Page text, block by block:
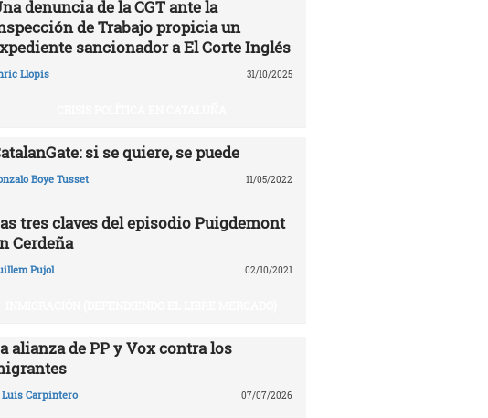
denuncia de la CGT ante la
de Trabajo propicia un
sancionador a El Corte Inglés
Llopis 31/10/2025
si se quiere, se puede
Boye Tusset 11/05/2022
tres claves del episodio Puigdemont
Cerdeña
Pujol 02/10/2021
alianza de PP y Vox contra los
Luis Carpintero 07/07/2026